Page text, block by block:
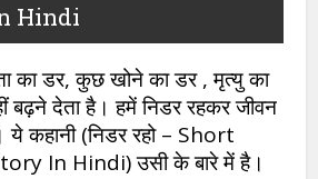
Hindi
डर, कुछ खोने का डर , मृत्यु का
बढ़ने देता है। हमें निडर रहकर जीवन
ये कहानी (निडर रहो – Short
In Hindi) उसी के बारे में है।